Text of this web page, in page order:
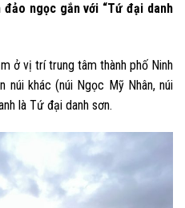
ngọc gắn với “Tứ đại danh
ở vị trí trung tâm thành phố Ninh
núi khác (núi Ngọc Mỹ Nhân, núi
là Tứ đại danh sơn.